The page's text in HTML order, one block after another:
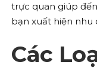
trực quan giúp
bạn xuất hiện nhu
Các